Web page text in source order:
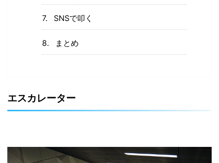
SNSで叩く
まとめ
エスカレーター